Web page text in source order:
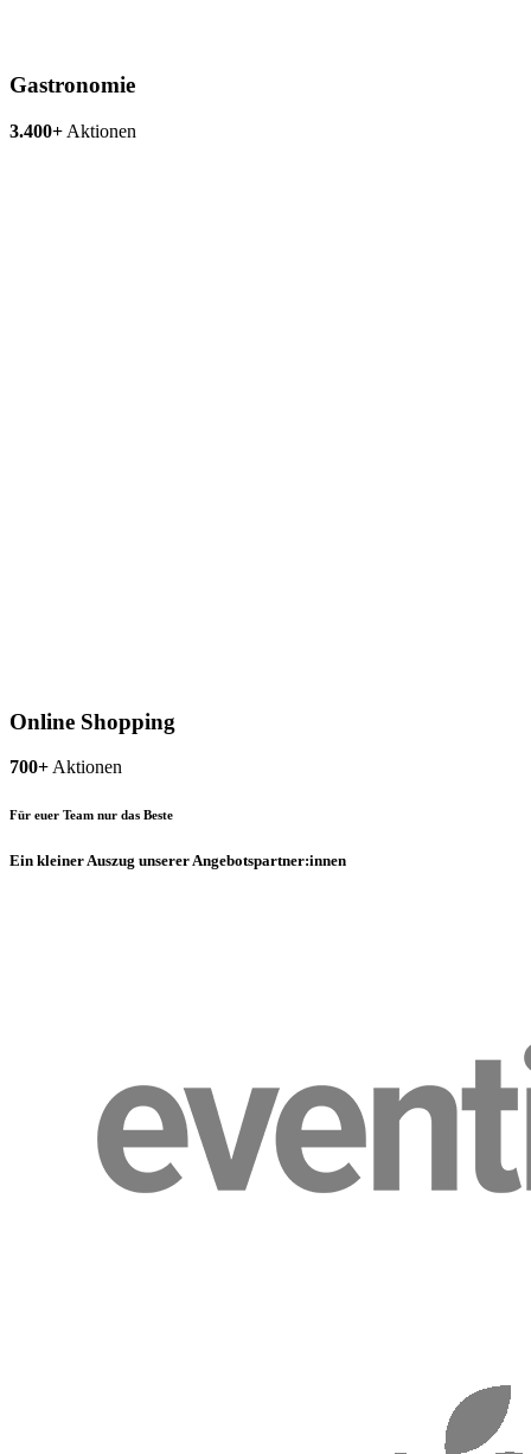
Gastronomie
3.400+ Aktionen
Online Shopping
700+ Aktionen
Für euer Team nur das Beste
Ein kleiner Auszug unserer Angebotspartner:innen